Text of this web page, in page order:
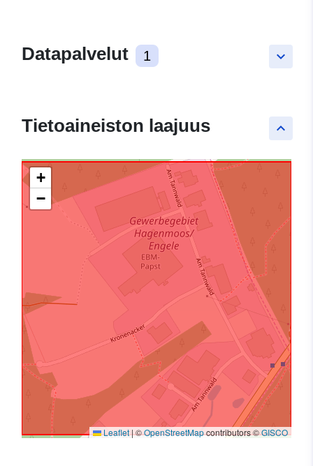
keyboard_arrow_down
Datapalvelut 1
keyboard_arrow_up
Tietoaineiston laajuus
+
−
Leaflet|©OpenStreetMapcontributors ©GISCO